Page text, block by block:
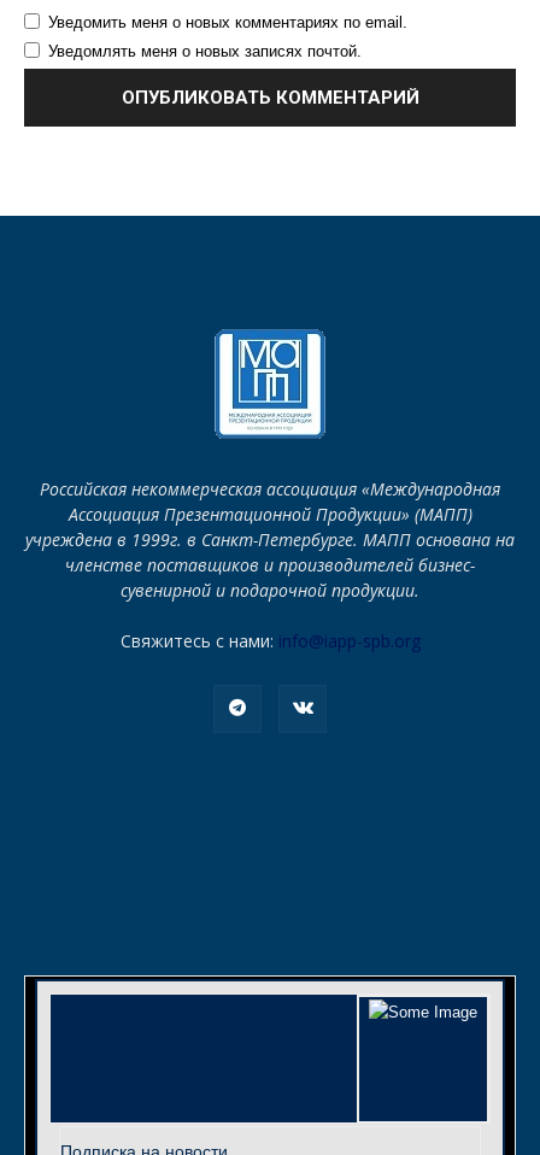
Уведомить меня о новых комментариях по email.
Уведомлять меня о новых записях почтой.
Российская некоммерческая ассоциация «Международная
Ассоциация Презентационной Продукции» (МАПП)
учреждена в 1999г. в Санкт-Петербурге. МАПП основана на
членстве поставщиков и производителей бизнес-
сувенирной и подарочной продукции.
Свяжитесь с нами: info@iapp-spb.org